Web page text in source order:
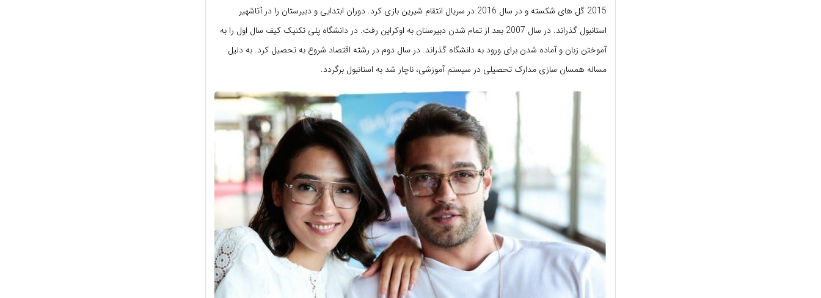
2015 گل های شکسته و در سال 2016 در سریال انتقام شیرین بازی کرد. دوران ابتدایی و دبیرستان را در آتاشهیر
استانبول گذراند. در سال 2007 بعد از تمام شدن دبیرستان به اوکراین رفت. در دانشگاه پلی تکنیک کیف سال اول را به
آموختن زبان و آماده شدن برای ورود به دانشگاه گذراند. در سال دوم در رشته اقتصاد شروع به تحصیل کرد. به دلیل
مساله همسان سازی مدارک تحصیلی در سیستم آموزشی، ناچار شد به استانبول برگردد.